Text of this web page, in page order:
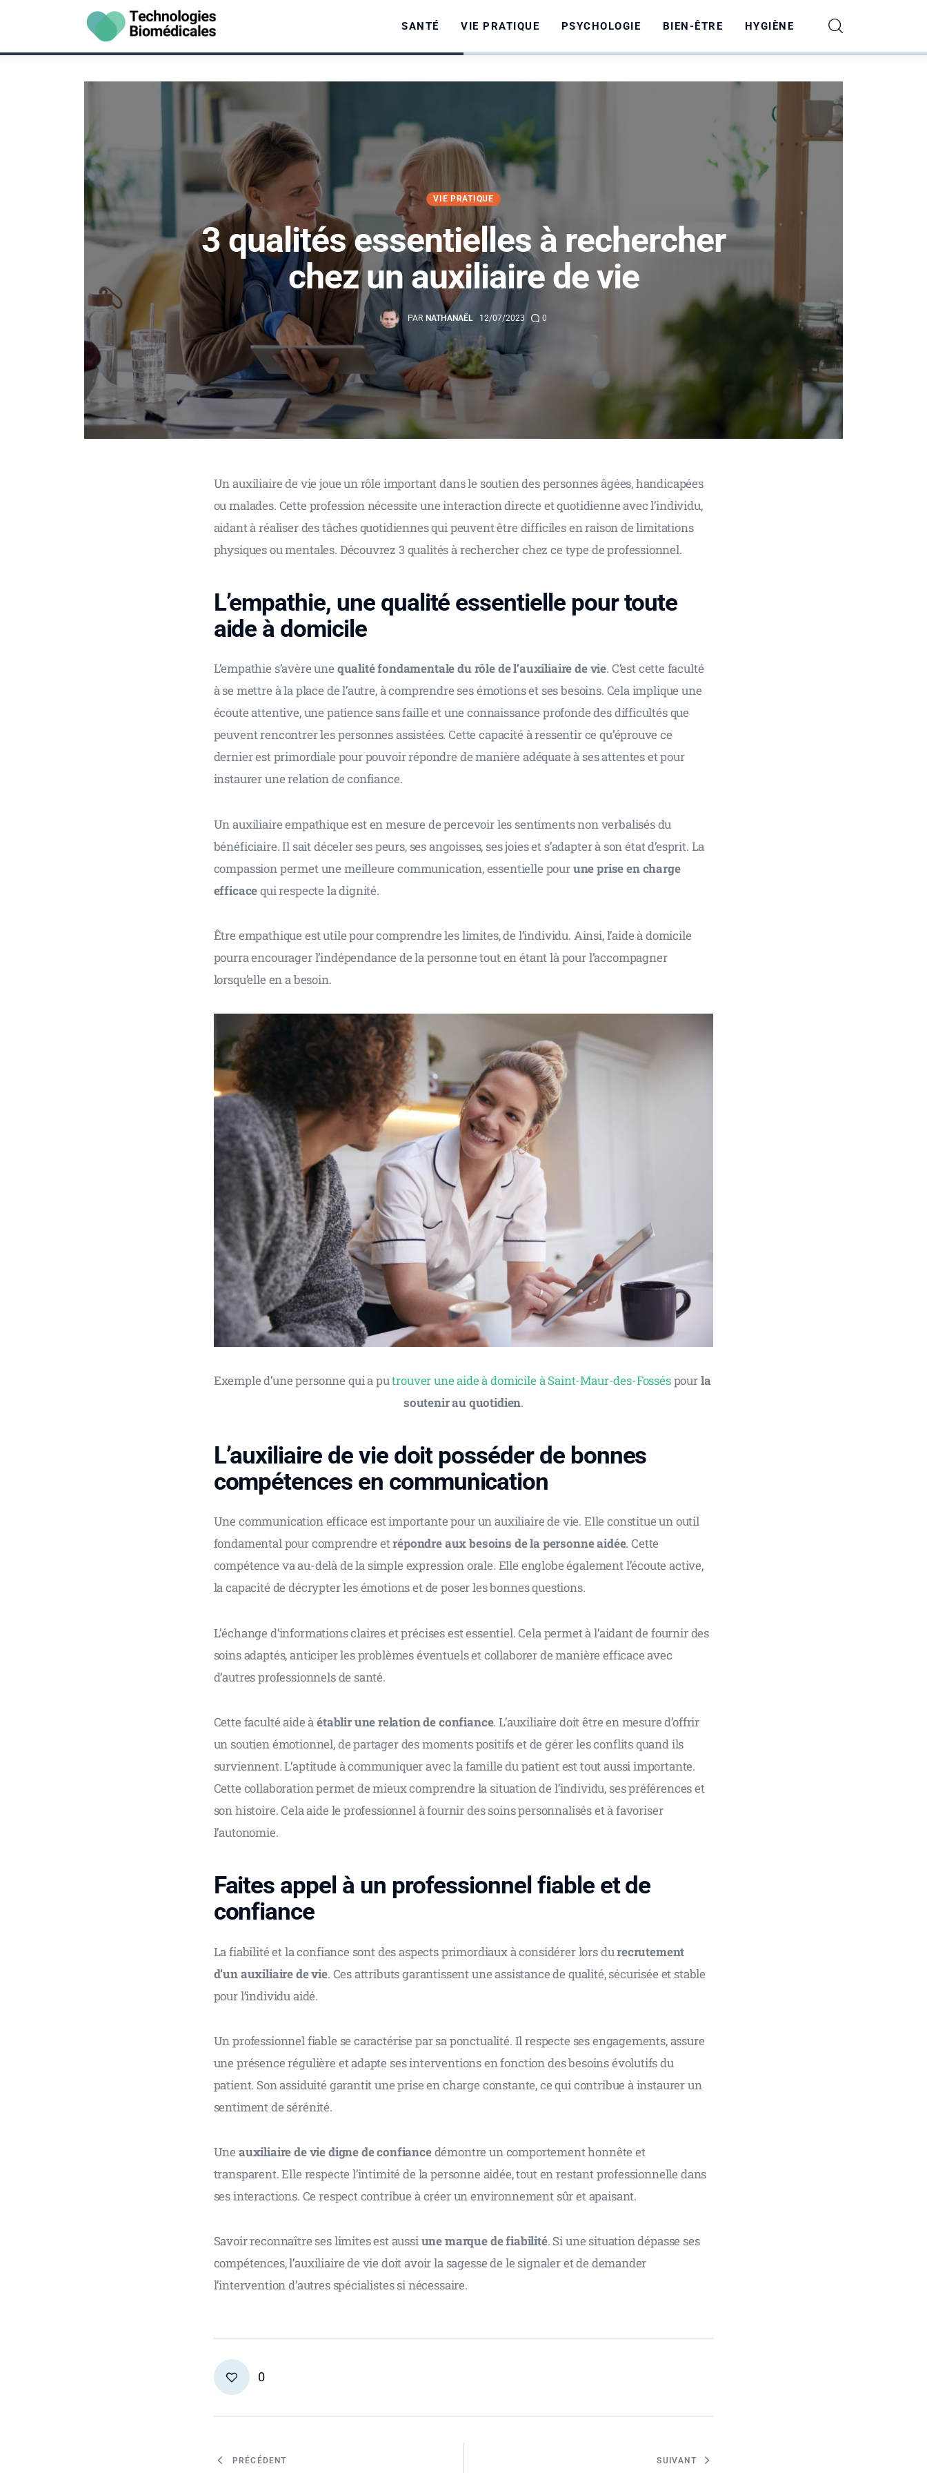
SANTÉ VIE PRATIQUE PSYCHOLOGIE BIEN-ÊTRE HYGIÈNE
Vie Pratique
VIE PRATIQUE
3 qualités essentielles à rechercher
chez un auxiliaire de vie
PAR NATHANAËL 12/07/2023 0
Un auxiliaire de vie joue un rôle important dans le soutien des personnes âgées, handicapées
ou malades. Cette profession nécessite une interaction directe et quotidienne avec l’individu,
aidant à réaliser des tâches quotidiennes qui peuvent être difficiles en raison de limitations
physiques ou mentales. Découvrez 3 qualités à rechercher chez ce type de professionnel.
L’empathie, une qualité essentielle pour toute
aide à domicile
L’empathie s’avère une qualité fondamentale du rôle de l’auxiliaire de vie. C’est cette faculté
à se mettre à la place de l’autre, à comprendre ses émotions et ses besoins. Cela implique une
écoute attentive, une patience sans faille et une connaissance profonde des difficultés que
peuvent rencontrer les personnes assistées. Cette capacité à ressentir ce qu’éprouve ce
dernier est primordiale pour pouvoir répondre de manière adéquate à ses attentes et pour
instaurer une relation de confiance.
Un auxiliaire empathique est en mesure de percevoir les sentiments non verbalisés du
bénéficiaire. Il sait déceler ses peurs, ses angoisses, ses joies et s’adapter à son état d’esprit. La
compassion permet une meilleure communication, essentielle pour une prise en charge
efficace qui respecte la dignité.
Être empathique est utile pour comprendre les limites, de l’individu. Ainsi, l’aide à domicile
pourra encourager l’indépendance de la personne tout en étant là pour l’accompagner
lorsqu’elle en a besoin.
Exemple d’une personne qui a pu trouver une aide à domicile à Saint-Maur-des-Fossés pour la
soutenir au quotidien.
L’auxiliaire de vie doit posséder de bonnes
compétences en communication
Une communication efficace est importante pour un auxiliaire de vie. Elle constitue un outil
fondamental pour comprendre et répondre aux besoins de la personne aidée. Cette
compétence va au-delà de la simple expression orale. Elle englobe également l’écoute active,
la capacité de décrypter les émotions et de poser les bonnes questions.
L’échange d’informations claires et précises est essentiel. Cela permet à l’aidant de fournir des
soins adaptés, anticiper les problèmes éventuels et collaborer de manière efficace avec
d’autres professionnels de santé.
Cette faculté aide à établir une relation de confiance. L’auxiliaire doit être en mesure d’offrir
un soutien émotionnel, de partager des moments positifs et de gérer les conflits quand ils
surviennent. L’aptitude à communiquer avec la famille du patient est tout aussi importante.
Cette collaboration permet de mieux comprendre la situation de l’individu, ses préférences et
son histoire. Cela aide le professionnel à fournir des soins personnalisés et à favoriser
l’autonomie.
Faites appel à un professionnel fiable et de
confiance
La fiabilité et la confiance sont des aspects primordiaux à considérer lors du recrutement
d’un auxiliaire de vie. Ces attributs garantissent une assistance de qualité, sécurisée et stable
pour l’individu aidé.
Un professionnel fiable se caractérise par sa ponctualité. Il respecte ses engagements, assure
une présence régulière et adapte ses interventions en fonction des besoins évolutifs du
patient. Son assiduité garantit une prise en charge constante, ce qui contribue à instaurer un
sentiment de sérénité.
Une auxiliaire de vie digne de confiance démontre un comportement honnête et
transparent. Elle respecte l’intimité de la personne aidée, tout en restant professionnelle dans
ses interactions. Ce respect contribue à créer un environnement sûr et apaisant.
Savoir reconnaître ses limites est aussi une marque de fiabilité. Si une situation dépasse ses
compétences, l’auxiliaire de vie doit avoir la sagesse de le signaler et de demander
l’intervention d’autres spécialistes si nécessaire.
0
PRÉCÉDENT SUIVANT